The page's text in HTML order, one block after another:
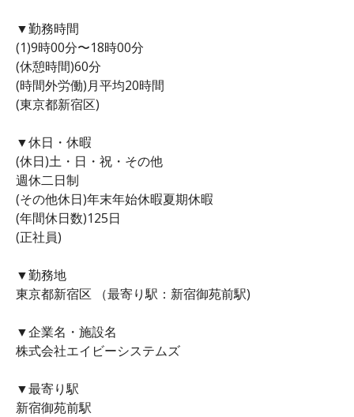
▼勤務時間
(1)9時00分〜18時00分
(休憩時間)60分
(時間外労働)月平均20時間
(東京都新宿区)
▼休日・休暇
(休日)土・日・祝・その他
週休二日制
(その他休日)年末年始休暇夏期休暇
(年間休日数)125日
(正社員)
▼勤務地
東京都新宿区 （最寄り駅：新宿御苑前駅)
▼企業名・施設名
株式会社エイビーシステムズ
▼最寄り駅
新宿御苑前駅